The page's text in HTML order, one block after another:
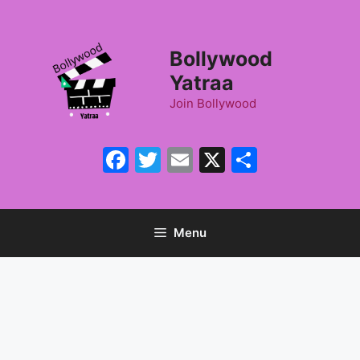
Bollywood
Yatraa
Join Bollywood
Facebook
Twitter
Email
X
Menu